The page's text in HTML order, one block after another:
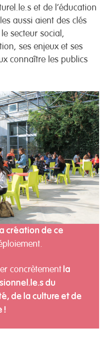
et de l’éducation
aussi aient des clés
secteur social,
ses enjeux et ses
connaître les publics
création de ce
concrètement la
du
de la culture et de
!